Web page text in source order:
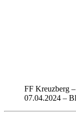
FF Kreuzberg
07.04.2024 –